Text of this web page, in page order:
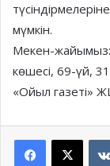
мүмкін.
Мекен-
көшесі, 69-үй,
«Ойыл газеті»
Facebook
X